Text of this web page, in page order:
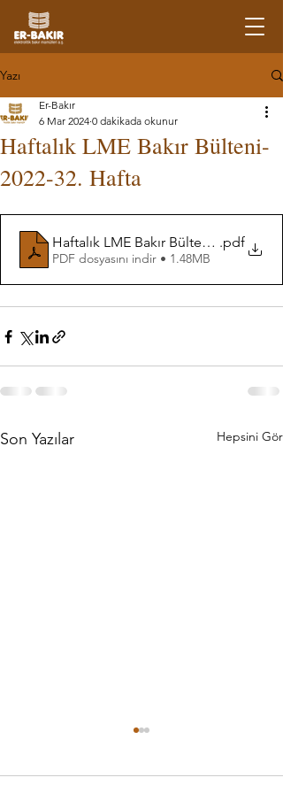
Yazı
Haftalık LME Bakır Bülteni-
2022-32. Hafta
Er-Bakır
6 Mar 2024 0 dakikada okunur
Haftalık LME Bakır Bülteni-32. Hafta
.pdf
PDF dosyasını indir • 1.48MB
Son Yazılar Hepsini Gör